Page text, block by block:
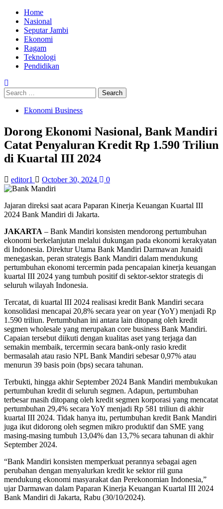
Skip
content
Primary
Menu
Home
Nasional
Seputar Jambi
Ekonomi
Ragam
Teknologi
Pendidikan
Search
for:
Ekonomi Business
Dorong Ekonomi Nasional, Bank Mandiri
Catat Penyaluran Kredit Rp 1.590 Triliun
di Kuartal III 2024
editor1 October 30, 2024 0
Jajaran direksi saat acara Paparan Kinerja Keuangan Kuartal III
2024 Bank Mandiri di Jakarta.
JAKARTA – Bank Mandiri konsisten mendorong pertumbuhan
ekonomi berkelanjutan melalui dukungan pada ekonomi kerakyatan
di Indonesia. Direktur Utama Bank Mandiri Darmawan Junaidi
menegaskan, peran strategis Bank Mandiri dalam mendukung
pertumbuhan ekonomi tercermin pada pencapaian kinerja keuangan
kuartal III 2024 yang tumbuh positif di sektor-sektor strategis di
seluruh wilayah Indonesia.
Tercatat, di kuartal III 2024 realisasi kredit Bank Mandiri secara
konsolidasi mencapai 20,8% secara year on year (YoY) menjadi Rp
1.590 triliun. Pertumbuhan ini antara lain ditopang oleh kredit
segmen wholesale yang merupakan core business Bank Mandiri.
Capaian tersebut diikuti dengan kualitas aset yang terjaga dan
semakin membaik, tercermin secara bank-only rasio kredit
bermasalah atau rasio NPL Bank Mandiri sebesar 0,97% atau
menurun 39 basis poin (bps) secara tahunan.
Terbukti, hingga akhir September 2024 Bank Mandiri membukukan
pertumbuhan kredit di seluruh segmen. Adapun, pertumbuhan
terbesar masih ditopang oleh kredit segmen korporasi yang mencatat
pertumbuhan 29,4% secara YoY menjadi Rp 581 triliun di akhir
kuartal III 2024. Tidak hanya itu, pertumbuhan kredit Bank Mandiri
juga ikut didorong oleh segmen mikro produktif dan SME yang
masing-masing tumbuh 13,04% dan 13,7% secara tahunan di akhir
September 2024.
“Bank Mandiri konsisten memperkuat perannya sebagai agen
perubahan dengan menyalurkan kredit ke sektor riil guna
mendukung ekonomi masyarakat dan Perekonomian Indonesia,”
ujar Darmawan dalam Paparan Kinerja Keuangan Kuartal III 2024
Bank Mandiri di Jakarta, Rabu (30/10/2024).